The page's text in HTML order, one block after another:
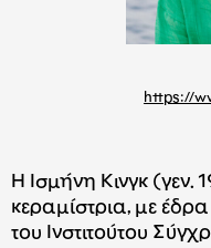
https://
Η Ισμήνη Κινγκ (γεν.
κεραμίστρια, με
του Ινστιτούτου